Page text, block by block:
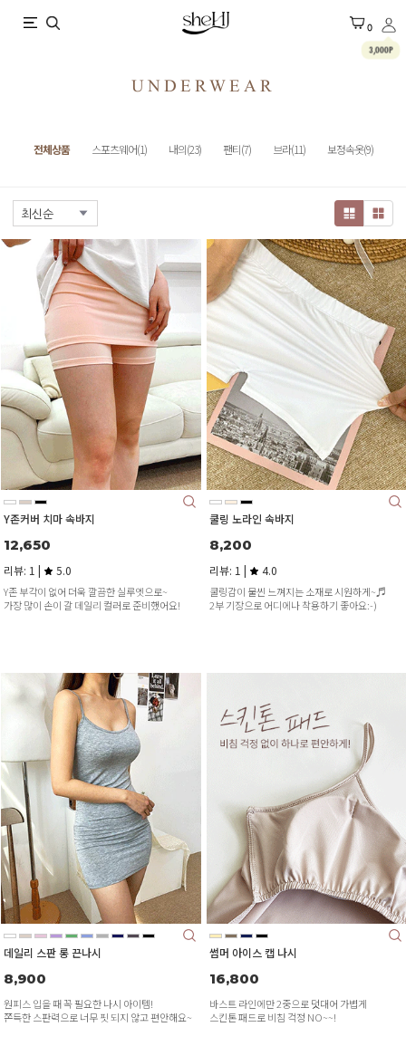
X 0
3,000P
UNDERWEAR
전체상품 스포츠웨어(1) 내의(23) 팬티(7) 브라(11) 보정속옷(9)
Y존커버 치마 속바지
12,650
리뷰: 1 | 5.0
Y존 부각이 없어 더욱 깔끔한 실루엣으로~
가장 많이 손이 갈 데일리 컬러로 준비했어요!
쿨링 노라인 속바지
8,200
리뷰: 1 | 4.0
쿨링감이 물씬 느껴지는 소재로 시원하게~♬
2부 기장으로 어디에나 착용하기 좋아요:-)
데일리 스판 롱 끈나시
8,900
원피스 입을 때 꼭 필요한 나시 아이템!
쫀득한 스판력으로 너무 핏 되지 않고 편안해요~
썸머 아이스 캡 나시
16,800
바스트 라인에만 2중으로 덧대어 가볍게
스킨톤 패드로 비침 걱정 NO~~!